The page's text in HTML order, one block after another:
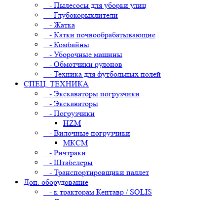
- Пылесосы для уборки улиц
- Глубокорыхлители
- Жатка
- Катки почвообрабатывающие
- Комбайны
- Уборочные машины
- Обмотчики рулонов
- Техника для футбольных полей
СПЕЦ. ТЕХНИКА
- Экскаваторы погрузчики
- Экскаваторы
- Погрузчики
HZM
- Вилочные погрузчики
МКСМ
- Ричтраки
- Штабелеры
- Транспортировщики паллет
Доп. оборудование
- к тракторам Кентавр / SOLIS